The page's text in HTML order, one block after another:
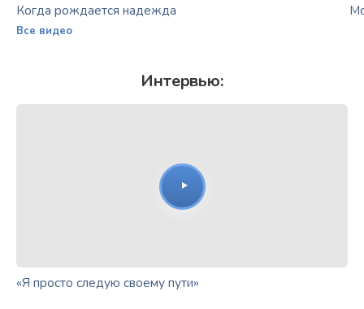
Когда рождается надежда
Все видео
Интервью:
«Я просто следую своему пути»